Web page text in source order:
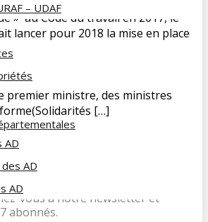
– UDAF
AD
AD
AD
» au Code du travail en 2017, le
lancer pour 2018 la mise en place
des systèmes de retraite.
de « calage » a été conduite la
11) par le président de la
premier ministre, des ministres
[…]
notre newsletter
infos de la Famille du
vous à notre newsletter et
abonnés.